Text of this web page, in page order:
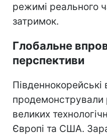
режимі реального
затримок.
Глобальне
перспективи
Південнокорейські
продемонстрували
великих
Європі та США.